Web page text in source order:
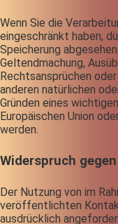
Wenn Sie die
eingeschränkt haben,
Speicherung
Geltendmachung,
Rechtsansprüchen
anderen natürlichen
Gründen eines
Europäischen Union
werden.
Widerspruch
Der Nutzung von im
veröffentlichten
ausdrücklich